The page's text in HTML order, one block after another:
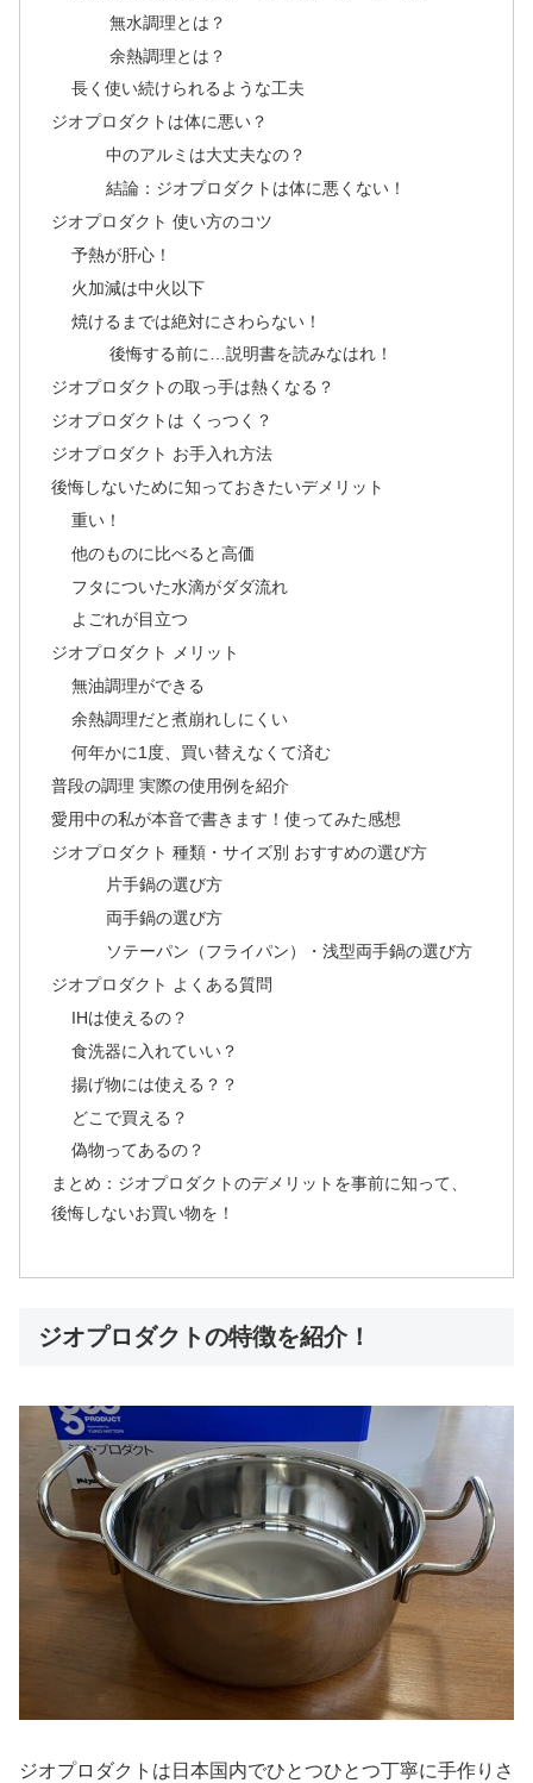
無水調理とは？
余熱調理とは？
長く使い続けられるような工夫
ジオプロダクトは体に悪い？
中のアルミは大丈夫なの？
結論：ジオプロダクトは体に悪くない！
ジオプロダクト 使い方のコツ
予熱が肝心！
火加減は中火以下
焼けるまでは絶対にさわらない！
後悔する前に…説明書を読みなはれ！
ジオプロダクトの取っ手は熱くなる？
ジオプロダクトは くっつく？
ジオプロダクト お手入れ方法
後悔しないために知っておきたいデメリット
重い！
他のものに比べると高価
フタについた水滴がダダ流れ
よごれが目立つ
ジオプロダクト メリット
無油調理ができる
余熱調理だと煮崩れしにくい
何年かに1度、買い替えなくて済む
普段の調理 実際の使用例を紹介
愛用中の私が本音で書きます！使ってみた感想
ジオプロダクト 種類・サイズ別 おすすめの選び方
片手鍋の選び方
両手鍋の選び方
ソテーパン（フライパン）・浅型両手鍋の選び方
ジオプロダクト よくある質問
IHは使えるの？
食洗器に入れていい？
揚げ物には使える？？
どこで買える？
偽物ってあるの？
まとめ：ジオプロダクトのデメリットを事前に知って、
後悔しないお買い物を！
ジオプロダクトの特徴を紹介！
ジオプロダクトは日本国内でひとつひとつ丁寧に手作りさ